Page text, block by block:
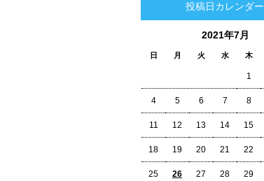
投稿日カレンダー
2021年7月
日 月 火 水 木
1
4 5 6 7 8
11 12 13 14 15
18 19 20 21 22
25 26 27 28 29